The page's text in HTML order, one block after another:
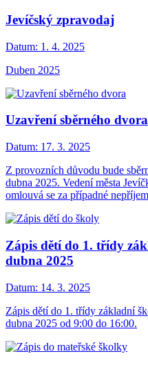
Jevíčský zpravodaj
Datum: 1. 4. 2025
Duben 2025
Uzavření sběrného
Datum: 17. 3. 2025
Z provozních důvodu bude
dubna 2025. Vedení města
omlouvá se za případné
Zápis dětí do 1. třídy
dubna 2025
Datum: 14. 3. 2025
Zápis dětí do 1. třídy základní
dubna 2025 od 9:00 do 16:00.